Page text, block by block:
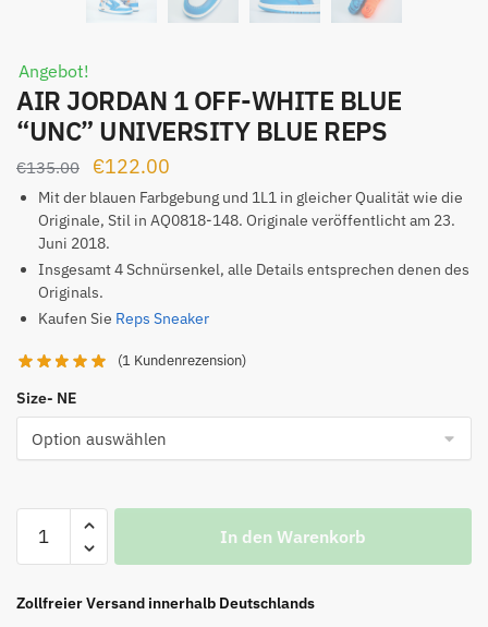
Angebot!
AIR JORDAN 1 OFF-WHITE BLUE
“UNC” UNIVERSITY BLUE REPS
€135.00
Ursprünglicher
Preis
war:
€135.00
€122.00
Preis
ist:
Mit der blauen Farbgebung und 1L1 in gleicher Qualität wie die
Originale, Stil in AQ0818-148. Originale veröffentlicht am 23.
Juni 2018.
Insgesamt 4 Schnürsenkel, alle Details entsprechen denen des
Originals.
Kaufen Sie Reps Sneaker
(1 Kundenrezension)
Size- NE
JORDAN
OFF-
In den Warenkorb
Zollfreier Versand innerhalb Deutschlands